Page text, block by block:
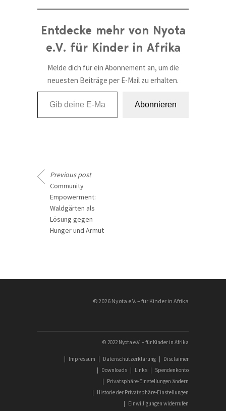
Entdecke mehr von Nyota
e.V. für Kinder in Afrika
Melde dich für ein Abonnement an, um die
neuesten Beiträge per E-Mail zu erhalten.
Gib deine E-Mail-Adresse ein ...
Abonnieren
Previous post
Community
Empowerment:
Waldgärten als
Lösung gegen
Hunger und Armut
© 2026 Nyota e.V. – für Kinder in Afrika
© 2022 Nyota e.V. – für Kinder in Afrika
Impressum Datenschutzerklärung
Disclaimer
Downloads Links
Spendenkonto
Privatsphäre-Einstellungen ändern
Historie der Privatsphäre-Einstellungen
Einwilligungen widerrufen